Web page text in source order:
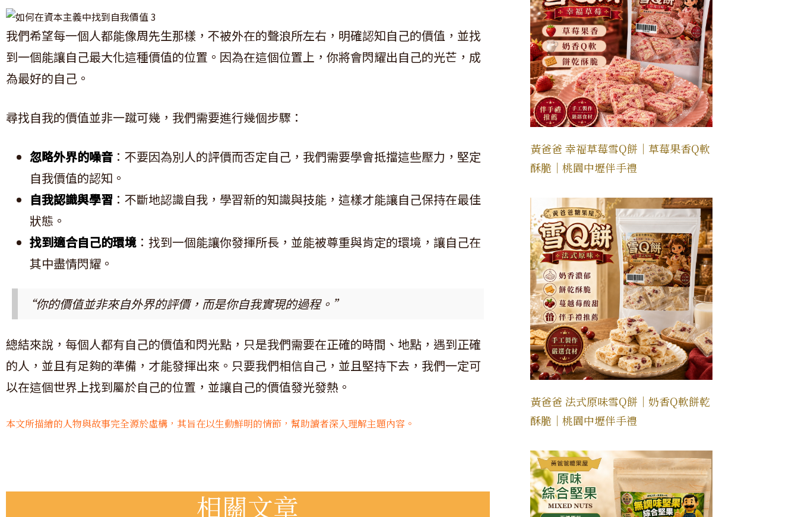
我們希望每一個人都能像周先生那樣，不被外在的聲浪所左右，明確認知自己的價值，並找
到一個能讓自己最大化這種價值的位置。因為在這個位置上，你將會閃耀出自己的光芒，成
為最好的自己。
尋找自我的價值並非一蹴可幾，我們需要進行幾個步驟：
忽略外界的噪音 ：不要因為別人的評價而否定自己，我們需要學會抵擋這些壓力，堅定
自我價值的認知。
自我認識與學習 ：不斷地認識自我，學習新的知識與技能，這樣才能讓自己保持在最佳
狀態。
找到適合自己的環境 ：找到一個能讓你發揮所長，並能被尊重與肯定的環境，讓自己在
其中盡情閃耀。
“你的價值並非來自外界的評價，而是你自我實現的過程。”
總結來說，每個人都有自己的價值和閃光點，只是我們需要在正確的時間、地點，遇到正確
的人，並且有足夠的準備，才能發揮出來。只要我們相信自己，並且堅持下去，我們一定可
以在這個世界上找到屬於自己的位置，並讓自己的價值發光發熱。
本文所描繪的人物與故事完全源於虛構，其旨在以生動鮮明的情節，幫助讀者深入理解主題內容。
相關文章
黃爸爸 幸福草莓雪Q餅｜草莓果香Q軟
酥脆｜桃園中壢伴手禮
黃爸爸 法式原味雪Q餅｜奶香Q軟餅乾
酥脆｜桃園中壢伴手禮